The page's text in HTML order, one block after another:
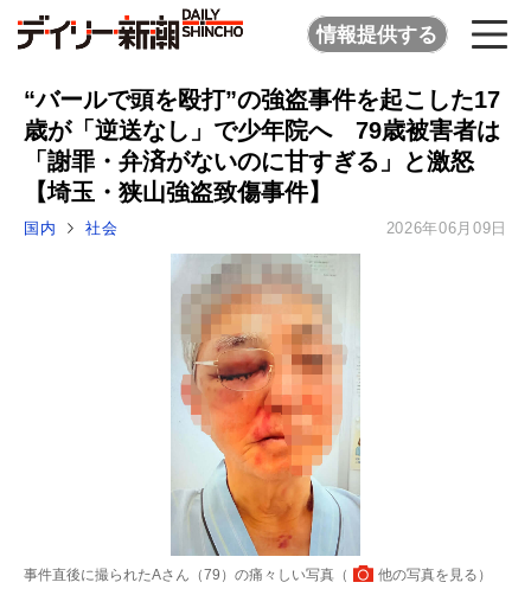
情報提供する
“バールで頭を殴打”の強盗事件を起こした17
歳が「逆送なし」で少年院へ 79歳被害者は
「謝罪・弁済がないのに甘すぎる」と激怒
【埼玉・狭山強盗致傷事件】
国内 社会 2026年06月09日
事件直後に撮られたAさん（79）の痛々しい写真（ 他の写真を見る ）